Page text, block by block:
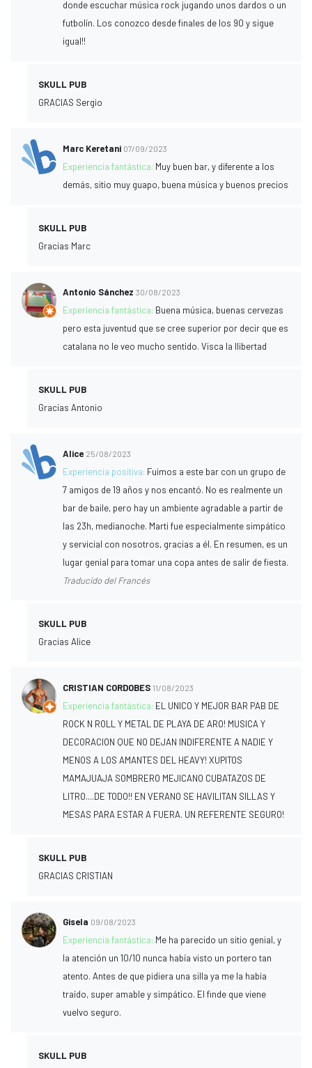
donde escuchar música rock jugando unos dardos o un
futbolín. Los conozco desde finales de los 90 y sigue
igual!!
SKULL PUB
GRACIAS Sergio
Marc Keretani 07/09/2023
Experiencia fantástica: Muy buen bar, y diferente a los
demás, sitio muy guapo, buena música y buenos precios
SKULL PUB
Gracias Marc
Antonio Sánchez 30/08/2023
Experiencia fantástica: Buena música, buenas cervezas
pero esta juventud que se cree superior por decir que es
catalana no le veo mucho sentido. Visca la llibertad
SKULL PUB
Gracias Antonio
Alice 25/08/2023
Experiencia positiva: Fuimos a este bar con un grupo de
7 amigos de 19 años y nos encantó. No es realmente un
bar de baile, pero hay un ambiente agradable a partir de
las 23h, medianoche. Marti fue especialmente simpático
y servicial con nosotros, gracias a él. En resumen, es un
lugar genial para tomar una copa antes de salir de fiesta.
Traducido del Francés
SKULL PUB
Gracias Alice
CRISTIAN CORDOBES 11/08/2023
Experiencia fantástica: EL UNICO Y MEJOR BAR PAB DE
ROCK N ROLL Y METAL DE PLAYA DE ARO! MUSICA Y
DECORACION QUE NO DEJAN INDIFERENTE A NADIE Y
MENOS A LOS AMANTES DEL HEAVY! XUPITOS
MAMAJUAJA SOMBRERO MEJICANO CUBATAZOS DE
LITRO....DE TODO!! EN VERANO SE HAVILITAN SILLAS Y
MESAS PARA ESTAR A FUERA. UN REFERENTE SEGURO!
SKULL PUB
GRACIAS CRISTIAN
Gisela 09/08/2023
Experiencia fantástica: Me ha parecido un sitio genial, y
la atención un 10/10 nunca había visto un portero tan
atento. Antes de que pidiera una silla ya me la había
traído, super amable y simpático. El finde que viene
vuelvo seguro.
SKULL PUB